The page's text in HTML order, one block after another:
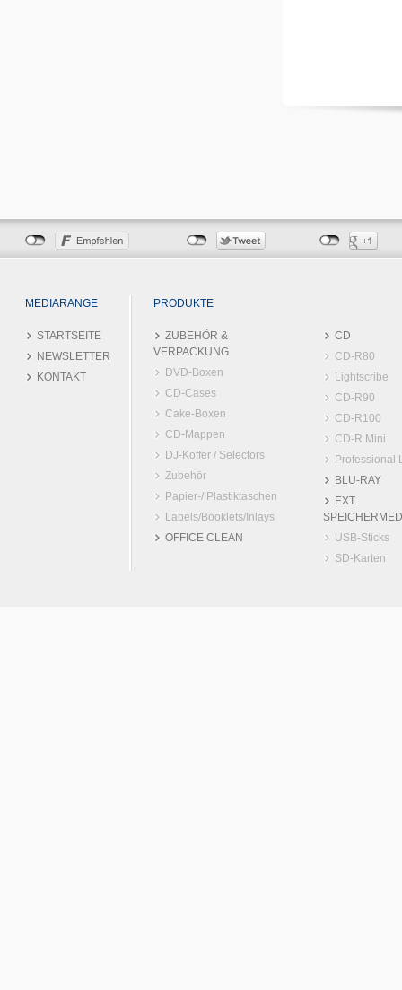
MEDIARANGE PRODUKTE
STARTSEITE
NEWSLETTER
KONTAKT
ZUBEHÖR &
VERPACKUNG
DVD-Boxen
CD-Cases
Cake-Boxen
CD-Mappen
DJ-Koffer / Selectors
Zubehör
Papier-/ Plastiktaschen
Labels/Booklets/Inlays
OFFICE CLEAN
CD
CD-R80
Lightscribe
CD-R90
CD-R100
CD-R Mini
Professional
BLU-RAY
EXT.
USB-Sticks
SD-Karten